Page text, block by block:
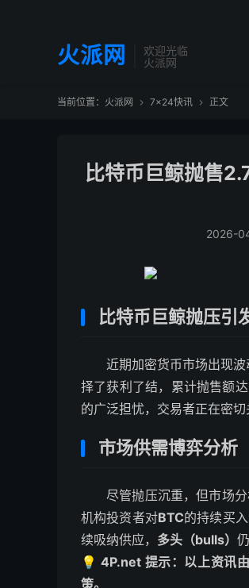
火派网
欢迎光临
火派网
当前位置： 火派网  7×24快讯  正文
比特币巨鲸抛售
2026-
比特币巨鲸抛压引
近期加密货币市场出现波
择了获利了结，累计抛售额
的广泛担忧，交易者正在密切
市场供需博弈分析
尽管抛压沉重，但市场
机构投资者对BTC的持续买
续吸纳供应， 多头（bulls）
💡 4P.net 提示：以上资讯
策。